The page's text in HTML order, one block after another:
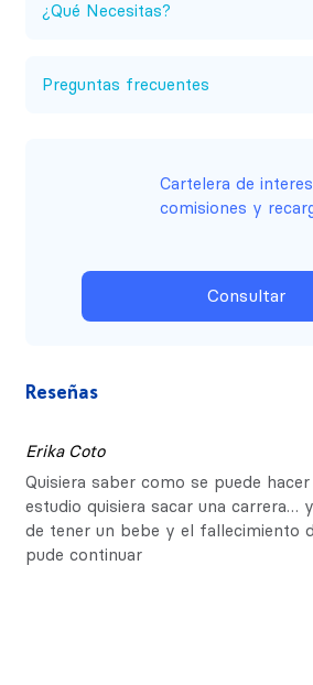
Tasa de interés competitiva.
Financia tu educación a
Seguridad monetaria para
superiores, universitarios,
cursos libres.
¿Qué Necesitas?
Preguntas frecuentes
Cartelera de
comisiones y
Consultar
Reseñas
Erika Coto
Quisiera saber como se puede
estudio quisiera sacar una carrera…
de tener un bebe y el fallecimiento
pude continuar